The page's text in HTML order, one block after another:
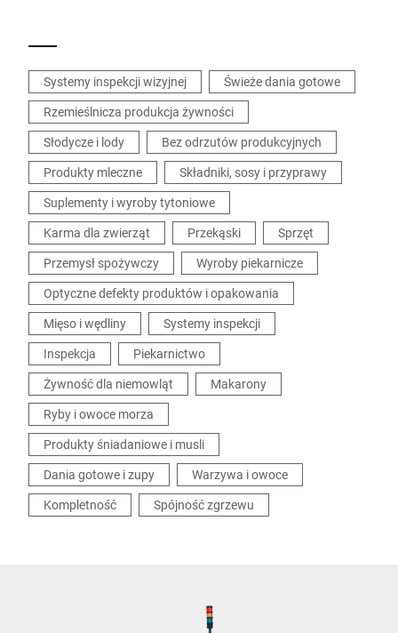
Systemy inspekcji wizyjnej
Świeże dania gotowe
Rzemieślnicza produkcja żywności
Słodycze i lody
Bez odrzutów produkcyjnych
Produkty mleczne
Składniki, sosy i przyprawy
Suplementy i wyroby tytoniowe
Karma dla zwierząt
Przekąski
Sprzęt
Przemysł spożywczy
Wyroby piekarnicze
Optyczne defekty produktów i opakowania
Mięso i wędliny
Systemy inspekcji
Inspekcja
Piekarnictwo
Żywność dla niemowląt
Makarony
Ryby i owoce morza
Produkty śniadaniowe i musli
Dania gotowe i zupy
Warzywa i owoce
Kompletność
Spójność zgrzewu